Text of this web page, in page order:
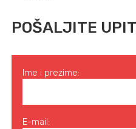
POŠALJITE UPIT
Ime i prezime:
E-mail: